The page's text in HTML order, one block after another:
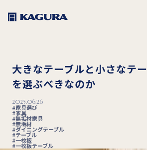
大きなテーブルと小さなテ
を選ぶべきなのか
2025.06.26
家具選び
家具
無垢材家具
無垢材
ダイニングテーブル
テーブル
一枚板
一枚板テーブル